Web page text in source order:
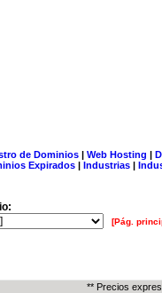
de Dominios| Web Hosting |
Expirados | Industrias |
[Pág.
** Precios